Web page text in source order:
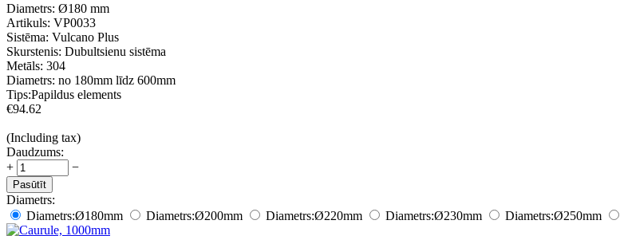
Diametrs: Ø180 mm
Artikuls: VP0033
Sistēma: Vulcano Plus
Skurstenis: Dubultsienu sistēma
Metāls: 304
Diametrs: no 180mm līdz 600mm
Tips:Papildus elements
€94.62
(Including tax)
Daudzums:
+
−
Pasūtīt
Diametrs:
Diametrs:Ø180mm Diametrs:Ø200mm Diametrs:Ø220mm Diametrs:Ø230mm Diametrs:Ø250mm